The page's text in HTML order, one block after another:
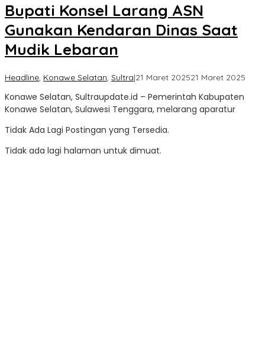
Bupati Konsel Larang ASN
Gunakan Kendaran Dinas Saat
Mudik Lebaran
Headline, Konawe Selatan, Sultra|21 Maret 202521 Maret 2025
Konawe Selatan, Sultraupdate.id – Pemerintah Kabupaten
Konawe Selatan, Sulawesi Tenggara, melarang aparatur
Tidak Ada Lagi Postingan yang Tersedia.
Tidak ada lagi halaman untuk dimuat.